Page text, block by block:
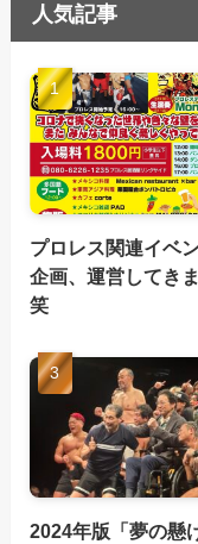
人気記事
プロレス関連イベ
企画、運営してき
笑
2024年版「夢の懸